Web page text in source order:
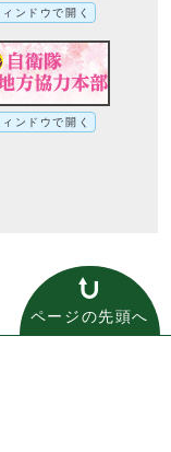
ィンドウで開く
ィンドウで開く
ページの先頭へ